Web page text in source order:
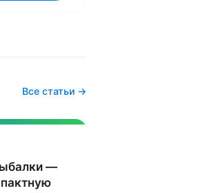
Все статьи →
—